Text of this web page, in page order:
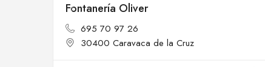
Cerrado
Fontanería Oliver
695 70 97 26
30400 Caravaca de la Cruz